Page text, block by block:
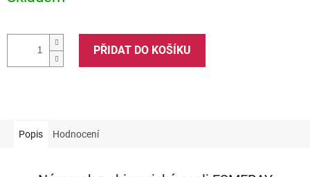
PŘIDAT DO KOŠÍKU
Popis Hodnocení